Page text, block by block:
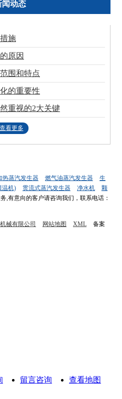
闻动态
施
原因
围和特点
的重要性
重视的2大关键
查看更多
热蒸汽发生器 燃气油蒸汽发生器
生
温机) 贯流式蒸汽发生器 净水机
颗
,有意向的客户请咨询我们，联系电话：
械有限公司 网站地图 XML
备案
留言咨询 查看地图